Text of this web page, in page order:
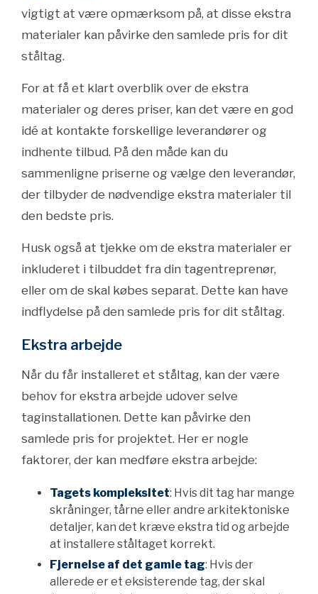
vigtigt at være opmærksom på, at disse ekstra
materialer kan påvirke den samlede pris for dit
ståltag.
For at få et klart overblik over de ekstra
materialer og deres priser, kan det være en god
idé at kontakte forskellige leverandører og
indhente tilbud. På den måde kan du
sammenligne priserne og vælge den leverandør,
der tilbyder de nødvendige ekstra materialer til
den bedste pris.
Husk også at tjekke om de ekstra materialer er
inkluderet i tilbuddet fra din tagentreprenør,
eller om de skal købes separat. Dette kan have
indflydelse på den samlede pris for dit ståltag.
Ekstra arbejde
Når du får installeret et ståltag, kan der være
behov for ekstra arbejde udover selve
taginstallationen. Dette kan påvirke den
samlede pris for projektet. Her er nogle
faktorer, der kan medføre ekstra arbejde:
Tagets kompleksitet: Hvis dit tag har mange
skråninger, tårne eller andre arkitektoniske
detaljer, kan det kræve ekstra tid og arbejde
at installere ståltaget korrekt.
Fjernelse af det gamle tag: Hvis der
allerede er et eksisterende tag, der skal